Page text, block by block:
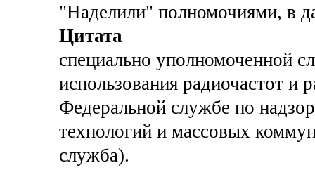
"Наделили" полномочиями, в
Цитата
специально уполномоченной
использования радиочастот и
Федеральной службе по
технологий и массовых
служба).